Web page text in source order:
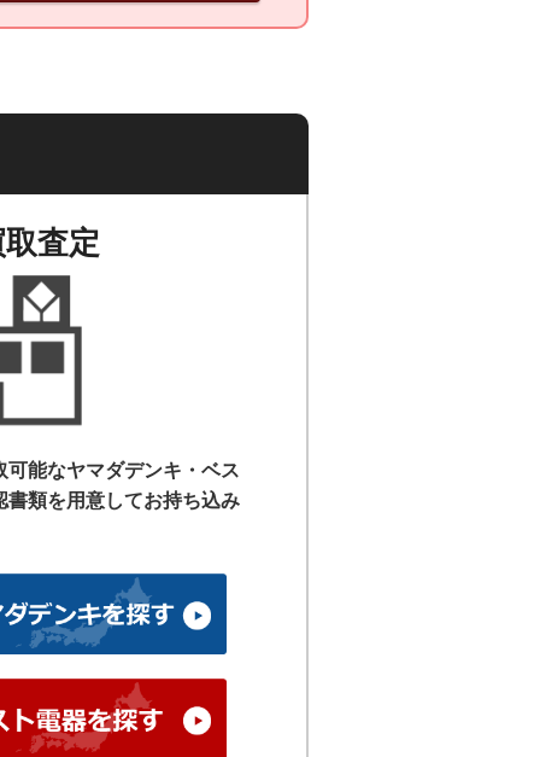
査定
能なヤマダデンキ・ベス
書類を用意してお持ち込み